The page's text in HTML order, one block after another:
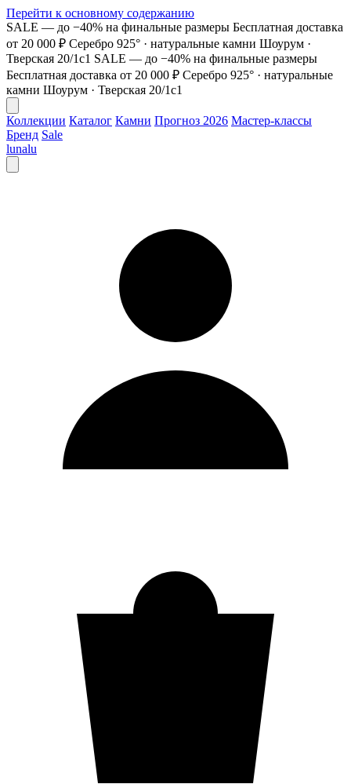
Перейти к основному содержанию
SALE — до −40% на финальные размеры Бесплатная доставка
от 20 000 ₽ Серебро 925° · натуральные камни Шоурум ·
Тверская 20/1с1 SALE — до −40% на финальные размеры
Бесплатная доставка от 20 000 ₽ Серебро 925° · натуральные
камни Шоурум · Тверская 20/1с1
Коллекции Каталог Камни Прогноз 2026 Мастер-классы
Бренд Sale
lunalu